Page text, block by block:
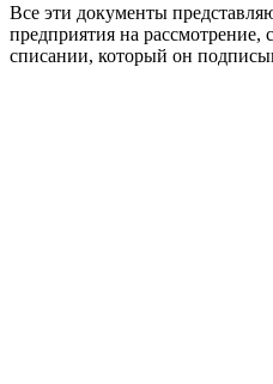
Все эти документы
предприятия на рассмотрение,
списании, который он